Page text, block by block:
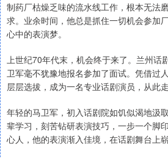
制药厂枯燥乏味的流水线工作，根本无法
求。业余时间，他总是抓住一切机会参加
心中的表演梦。
上世纪70年代末，机会终于来了。兰州话
卫军毫不犹豫地报名参加了面试。凭借过
层层选拔，成为一名专业话剧演员，从此
年轻的马卫军，初入话剧院如饥似渴地汲
辈学习，刻苦钻研表演技巧，一步一个脚
心人，他的表演渐入佳境，在话剧舞台上崭